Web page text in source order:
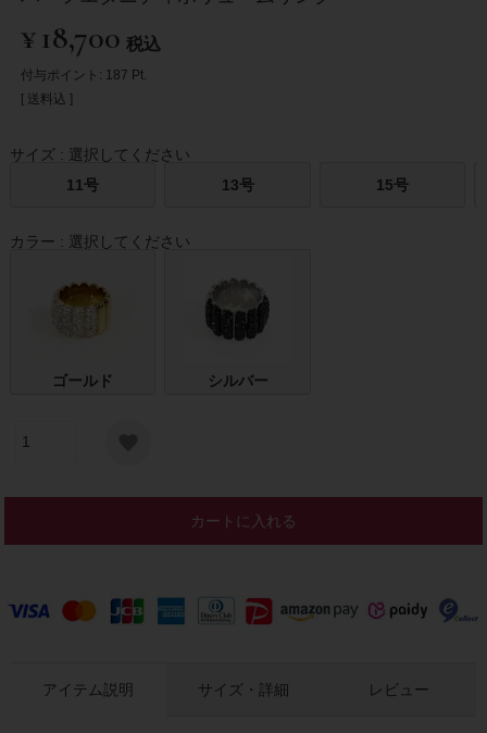
¥18,700 税込
付与ポイント: 187 Pt.
送料込
サイズ
選択してください
11号
13号 15号
カラー 選択してください
ゴールド シルバー
カートに入れる
アイテム説明 サイズ・詳細 レビュー